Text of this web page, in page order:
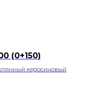
(0+150)
керосиновый